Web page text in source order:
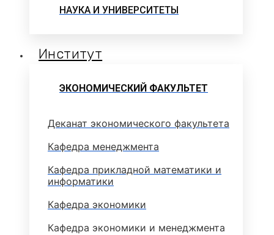
НАУКА И УНИВЕРСИТЕТЫ
Институт
ЭКОНОМИЧЕСКИЙ ФАКУЛЬТЕТ
Деканат экономического факультета
Кафедра менеджмента
Кафедра прикладной математики и
информатики
Кафедра экономики
Кафедра экономики и менеджмента